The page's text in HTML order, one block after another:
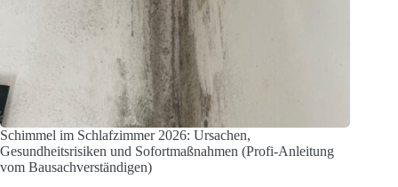
Schimmel im Schlafzimmer 2026: Ursachen,
Gesundheitsrisiken und Sofortmaßnahmen (Profi-Anleitung
vom Bausachverständigen)